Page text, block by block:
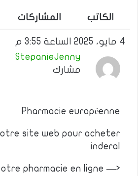
الكاتب المشاركات
4 مايو، 2025 الساعة 3:55 م
StepanieJenny
مشارك
Pharmacie européenne
site web pour acheter
inderal
pharmacie en ligne —>